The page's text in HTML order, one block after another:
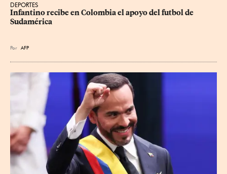
DEPORTES
Infantino recibe en Colombia el apoyo del futbol de
Sudamérica
Por AFP